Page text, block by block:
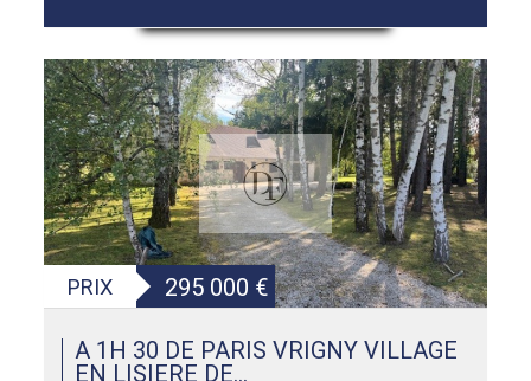
PRIX 295 000 €
A 1H 30 DE PARIS VRIGNY VILLAGE
EN LISIERE DE...